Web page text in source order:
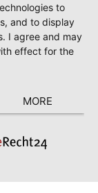
to
and to display
I agree and may
effect for the
MORE